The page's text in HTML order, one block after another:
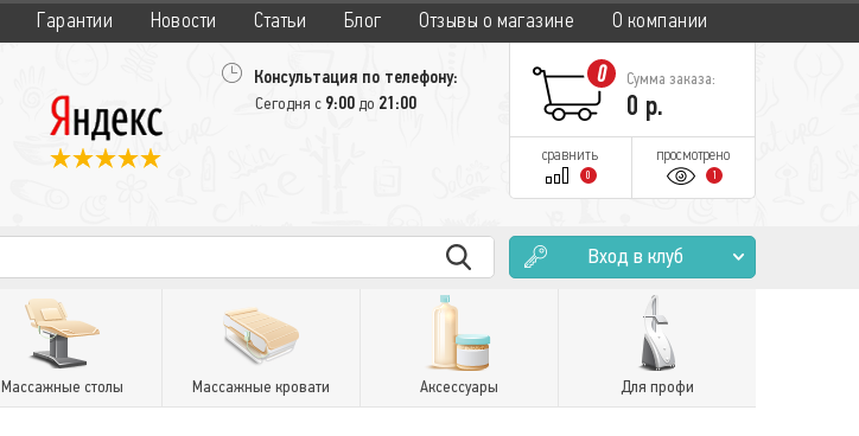
Гарантии Новости Статьи Блог Отзывы о магазине О компании
Консультация по телефону:
Сегодня с 9:00до 21:00
0 Сумма заказа:
0 р.
сравнить
0
просмотрено
1
Вход в клуб
Массажные столы Массажные кровати Аксессуары Для профи